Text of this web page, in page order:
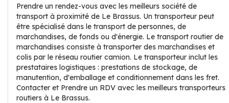
Prendre un rendez-vous avec les meilleurs société de
transport à proximité de Le Brassus. Un transporteur peut
être spécialisé dans le transport de personnes, de
marchandises, de fonds ou d'énergie. Le transport routier de
marchandises consiste à transporter des marchandises et
colis par le réseau routier camion. Le transporteur inclut les
prestataires logistiques : prestations de stockage, de
manutention, d'emballage et conditionnement dans les fret.
Contacter et Prendre un RDV avec les meilleurs transporteurs
routiers à Le Brassus.